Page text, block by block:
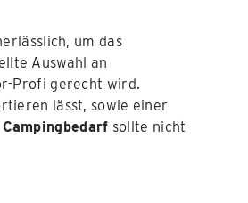
um das
Auswahl an
Profi gerecht wird.
lässt, sowie einer
Campingbedarf sollte nicht